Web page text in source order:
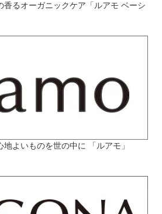
香るオーガニックケア「ルアモ ベーシ
地よいものを世の中に 「ルアモ」